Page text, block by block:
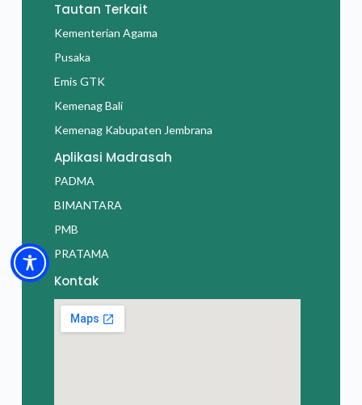
Tautan Terkait
Kementerian Agama
Pusaka
Emis GTK
Kemenag Bali
Kemenag Kabupaten Jembrana
Aplikasi Madrasah
PADMA
BIMANTARA
PMB
PRATAMA
Kontak